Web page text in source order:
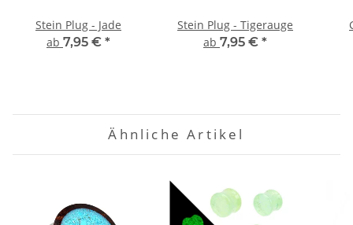
Stein Plug - Jade
ab 7,95 € *
Stein Plug - Tigerauge
ab 7,95 € *
Ähnliche Artikel